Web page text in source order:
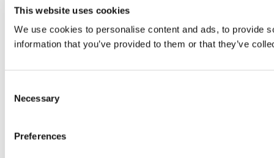
This website uses cookies
We use cookies to personalise content and ads, to provide
information that you’ve provided to them or that they’ve
Selection
Necessary
Preferences